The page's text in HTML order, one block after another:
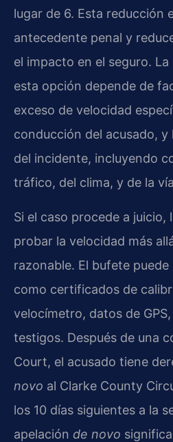
lugar de 6. Esta reducción
antecedente penal y
el impacto en el seguro.
esta opción depende de
exceso de velocidad
conducción del acusado, y
del incidente, incluyendo
tráfico, del clima, y de la
Si el caso procede a juicio,
probar la velocidad más
razonable. El bufete
como certificados de
velocímetro, datos de
testigos. Después de una
Court, el acusado tiene
novo al Clarke County
los 10 días siguientes a la
apelación de novo